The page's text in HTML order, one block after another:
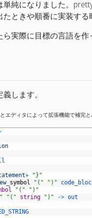
単純になりました。
ときや順番に実装す
実際に目標の言語を作
します。
エディタによって拡張機能で補完
+
"}"
_ symbol "(" ")"
"("
")"
"(" string ")" -> out